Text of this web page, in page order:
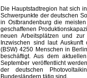
Die Hauptstadtregion hat sich
Schwerpunkte der deutschen
in Ostbrandenburg die
geschaffenen
neuen Arbeitsplätzen und
Inzwischen sind laut Auskunft
(BSW) 4250 Menschen in
beschäftigt. Aus dem
September veröffentlicht
der deutschen
Bundesländern tätig sind.